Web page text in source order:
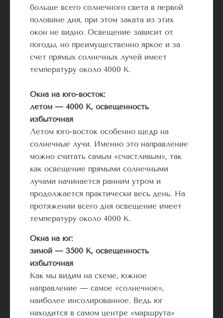
больше всего солнечного света в первой
половине дня, при этом заката из этих
окон не видно. Освещение зависит от
погоды, но преимущественно яркое и за
счет прямых солнечных лучей имеет
температуру около 4000 К.
Окна на юго-восток:
летом — 4000 К, освещенность
избыточная
Летом юго-восток особенно щедр на
солнечные лучи. Именно это направление
можно считать самым «счастливым», так
как освещение прямыми солнечными
лучами начинается ранним утром и
продолжается практически весь день. На
протяжении всего дня освещение имеет
температуру около 4000 К.
Окна на юг:
зимой — 3500 К, освещенность
избыточная
Как мы видим на схеме, южное
направление — самое «солнечное»,
наиболее инсолированное. Ведь юг
находится в самом центре «маршрута»